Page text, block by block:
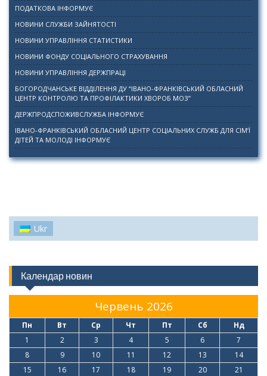
ПОДАТКОВА ІНФОРМУЄ
НОВИНИ СЛУЖБИ ЗАЙНЯТОСТІ
НОВИНИ УПРАВЛІННЯ СТАТИСТИКИ
НОВИНИ ФОНДУ СОЦІАЛЬНОГО СТРАХУВАННЯ
НОВИНИ УПРАВЛІННЯ ДЕРЖПРАЦІ
БОГОРОДЧАНСЬКЕ ВІДДІЛЕННЯ ДУ “ІВАНО-ФРАНКІВСЬКИЙ ОБЛАСНИЙ
ЦЕНТР КОНТРОЛЮ ТА ПРОФІЛАКТИКИ ХВОРОБ МОЗ”
ДЕРЖПРОДСПОЖИВСЛУЖБА ІНФОРМУЄ
ІВАНО-ФРАНКІВСЬКИЙ ОБЛАСНИЙ ЦЕНТР СОЦІАЛЬНИХ СЛУЖБ ДЛЯ СІМ’Ї
ДІТЕЙ ТА МОЛОДІ ІНФОРМУЄ
Ukr
Календар новин
Червень 2026
Пн Вт Ср Чт Пт Сб
Нд
1
2 3 4 5 6
7
8
9 10 11 12 13
14
15
16 17 18 19 20
21